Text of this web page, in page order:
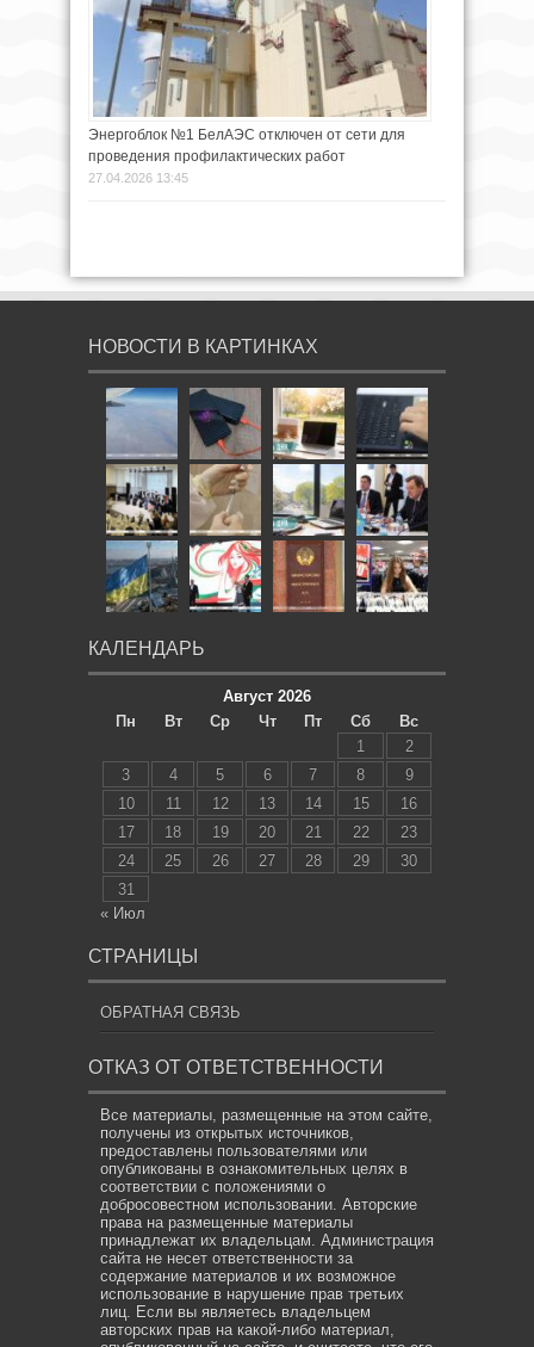
Энергоблок №1 БелАЭС отключен от сети для
проведения профилактических работ
27.04.2026 13:45
НОВОСТИ В КАРТИНКАХ
КАЛЕНДАРЬ
Август 2026
Пн
Вт Ср Чт Пт Сб
Вс
1
2
3
4 5 6 7 8
9
10
11 12 13 14 15
16
17
18 19 20 21 22
23
24
25 26 27 28 29
30
31
« Июл
СТРАНИЦЫ
ОБРАТНАЯ СВЯЗЬ
ОТКАЗ ОТ ОТВЕТСТВЕННОСТИ
Все материалы, размещенные на этом сайте,
получены из открытых источников,
предоставлены пользователями или
опубликованы в ознакомительных целях в
соответствии с положениями о
добросовестном использовании. Авторские
права на размещенные материалы
принадлежат их владельцам. Администрация
сайта не несет ответственности за
содержание материалов и их возможное
использование в нарушение прав третьих
лиц. Если вы являетесь владельцем
авторских прав на какой-либо материал,